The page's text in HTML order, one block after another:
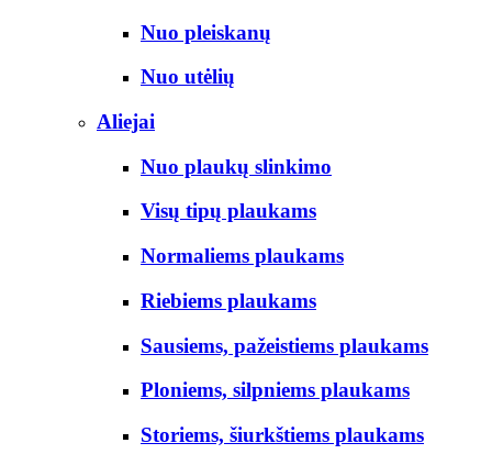
Nuo pleiskanų
Nuo utėlių
Aliejai
Nuo plaukų slinkimo
Visų tipų plaukams
Normaliems plaukams
Riebiems plaukams
Sausiems, pažeistiems plaukams
Ploniems, silpniems plaukams
Storiems, šiurkštiems plaukams